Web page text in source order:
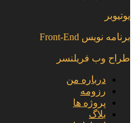
یوتیوبر
برنامه نویس Front-End
طراح وب فریلنسر
درباره من
رزومه
پروژه ها
بلاگ